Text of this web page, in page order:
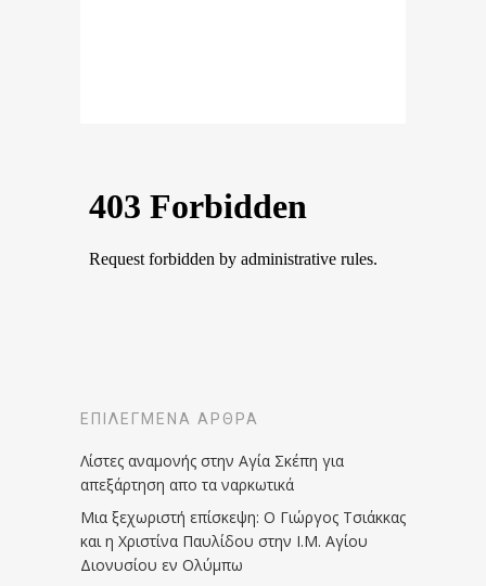
ΕΠΙΛΕΓΜΈΝΑ ΆΡΘΡΑ
Λίστες αναμονής στην Αγία Σκέπη για
απεξάρτηση απο τα ναρκωτικά
Μια ξεχωριστή επίσκεψη: Ο Γιώργος Τσιάκκας
και η Χριστίνα Παυλίδου στην Ι.Μ. Αγίου
Διονυσίου εν Ολύμπω